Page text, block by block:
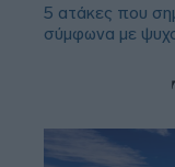
5 ατάκες που
σύμφωνα με